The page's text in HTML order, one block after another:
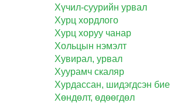
Хүчил-суурийн урвал
Хурц хордлого
Хурц хоруу чанар
Хольцын нэмэлт
Хувирал, урвал
Хуурамч скаляр
Хурдассан, шидэгдсэн бие
Хөндөлт, өдөөгдөл